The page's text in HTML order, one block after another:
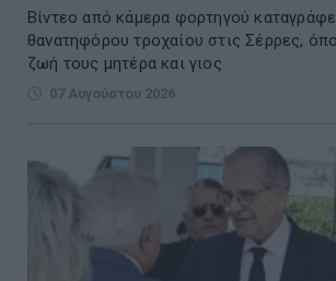
Βίντεο από κάμερα φορτηγού
θανατηφόρου τροχαίου στις Σέρρες,
ζωή τους μητέρα και γιος
07 Αυγούστου 2026